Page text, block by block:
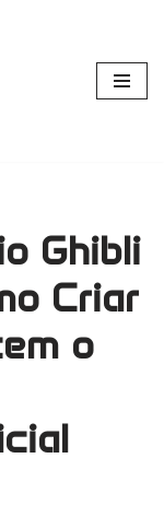
Ghibli
Criar
o